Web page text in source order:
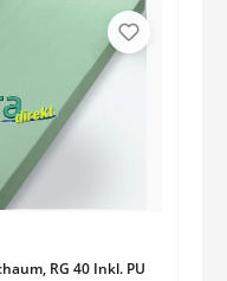
RG 40 Inkl. PU